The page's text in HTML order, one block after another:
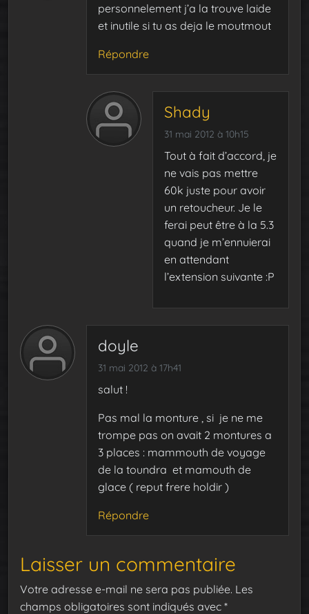
personnelement j’a la trouve laide
et inutile si tu as deja le moutmout
Répondre
Shady
31 mai 2012 à 10h15
Tout à fait d’accord, je
ne vais pas mettre
60k juste pour avoir
un retoucheur. Je le
ferai peut être à la 5.3
quand je m’ennuierai
en attendant
l’extension suivante :P
doyle
31 mai 2012 à 17h41
salut !
Pas mal la monture , si je ne me
trompe pas on avait 2 montures a
3 places : mammouth de voyage
de la toundra et mamouth de
glace ( reput frere holdir )
Répondre
Laisser un commentaire
Votre adresse e-mail ne sera pas publiée. Les
champs obligatoires sont indiqués avec *